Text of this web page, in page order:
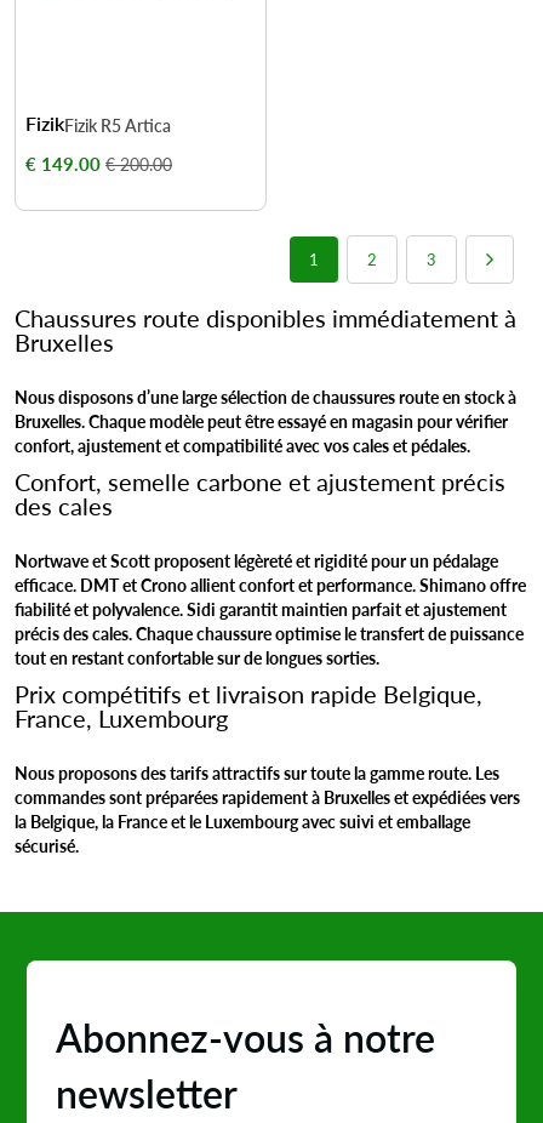
FizikFizik R5 Artica
€ 149.00 € 200.00
1 2 3
Chaussures route disponibles immédiatement à
Bruxelles
Nous disposons d’une large sélection de chaussures route en stock à
Bruxelles. Chaque modèle peut être essayé en magasin pour vérifier
confort, ajustement et compatibilité avec vos cales et pédales.
Confort, semelle carbone et ajustement précis
des cales
Nortwave et Scott proposent légèreté et rigidité pour un pédalage
efficace. DMT et Crono allient confort et performance. Shimano offre
fiabilité et polyvalence. Sidi garantit maintien parfait et ajustement
précis des cales. Chaque chaussure optimise le transfert de puissance
tout en restant confortable sur de longues sorties.
Prix compétitifs et livraison rapide Belgique,
France, Luxembourg
Nous proposons des tarifs attractifs sur toute la gamme route. Les
commandes sont préparées rapidement à Bruxelles et expédiées vers
la Belgique, la France et le Luxembourg avec suivi et emballage
sécurisé.
Abonnez-vous à notre
newsletter